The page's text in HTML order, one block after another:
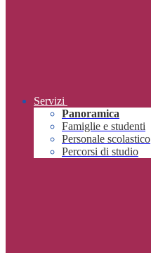
Servizi
Panoramica
Famiglie e studenti
Personale scolastico
Percorsi di studio